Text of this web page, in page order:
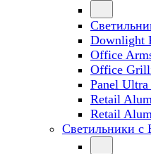
Downlight
Office
Office
Panel
Retail
Retail
Светильники